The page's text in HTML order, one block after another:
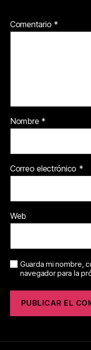
Comentario *
Nombre *
Correo electrónico *
Web
Guarda mi nombre,
navegador para la